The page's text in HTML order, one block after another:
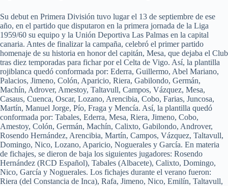
Su debut en Primera División tuvo lugar el 13 de septiembre de ese
año, en el partido que disputaron en la primera jornada de la Liga
1959/60 su equipo y la Unión Deportiva Las Palmas en la capital
canaria. Antes de finalizar la campaña, celebró el primer partido
homenaje de su historia en honor del capitán, Mesa, que dejaba el Club
tras diez temporadas para fichar por el Celta de Vigo. Así, la plantilla
rojiblanca quedó conformada por: Ederra, Guillermo, Abel Mariano,
Palacios, Jimeno, Colón, Aparicio, Riera, Gabilondo, Germán,
Machín, Adrover, Amestoy, Taltavull, Campos, Vázquez, Mesa,
Casaus, Cuenca, Oscar, Lozano, Arencibia, Cobo, Farias, Juncosa,
Martín, Manuel Jorge, Pío, Fraga y Mencía. Así, la plantilla quedó
conformada por: Tabales, Ederra, Mesa, Riera, Jimeno, Cobo,
Amestoy, Colón, Germán, Machín, Calixto, Gabilondo, Androver,
Rosendo Hernández, Arencibia, Martín, Campos, Vázquez, Taltavull,
Domingo, Nico, Lozano, Aparicio, Noguerales y García. En materia
de fichajes, se dieron de baja los siguientes jugadores: Rosendo
Hernández (RCD Español), Tabales (Albacete), Calixto, Domingo,
Nico, García y Noguerales. Los fichajes durante el verano fueron:
Riera (del Constancia de Inca), Rafa, Jimeno, Nico, Emilín, Taltavull,